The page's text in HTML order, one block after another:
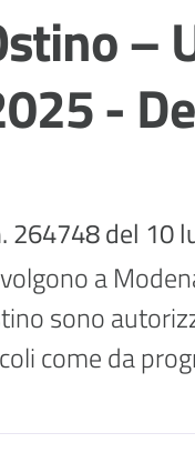
–
-
264748 del 10
a
sono
come da